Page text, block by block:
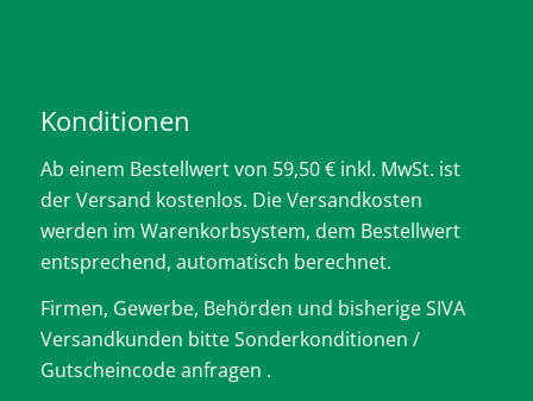
Konditionen
Ab einem Bestellwert von 59,50 € inkl. MwSt. ist
der Versand kostenlos. Die Versandkosten
werden im Warenkorbsystem, dem Bestellwert
entsprechend, automatisch berechnet.
Firmen, Gewerbe, Behörden und bisherige SIVA
Versandkunden bitte Sonderkonditionen /
Gutscheincode anfragen .